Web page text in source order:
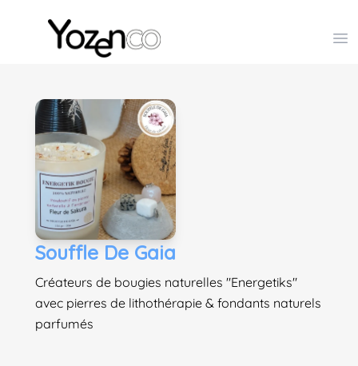
Yozenco - Organisateur de Salons, Evénements et
Souffle De Gaia
Créateurs de bougies naturelles "Energetiks"
avec pierres de lithothérapie & fondants naturels
parfumés